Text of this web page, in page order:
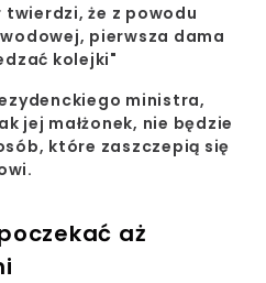
że z powodu
pierwsza dama
kolejki"
ministra,
jej małżonek, nie będzie
które zaszczepią się
aż